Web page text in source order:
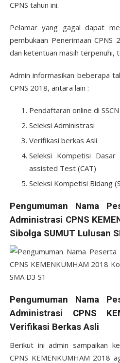
CPNS tahun ini.
Pelamar yang gagal dapat
pembukaan Penerimaan CPNS
dan ketentuan masih terpenuhi,
Admin informasikan beberapa
CPNS 2018, antara lain :
Pendaftaran online di
Seleksi Administrasi
Verifikasi berkas Asli
Seleksi Kompetisi
assisted Test (CAT)
Seleksi Kompetisi Bidang
Pengumuman Nama
Administrasi CPNS
Sibolga SUMUT Lulusan
Pengumuman Nama
Administrasi CPNS
Verifikasi Berkas Asli
Berikut ini admin sampaikan
CPNS KEMENKUMHAM 2018